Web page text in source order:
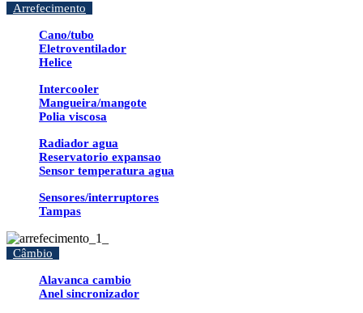
Arrefecimento
Cano/tubo
Eletroventilador
Helice
Intercooler
Mangueira/mangote
Polia viscosa
Radiador agua
Reservatorio expansao
Sensor temperatura agua
Sensores/interruptores
Tampas
Câmbio
Alavanca cambio
Anel sincronizador